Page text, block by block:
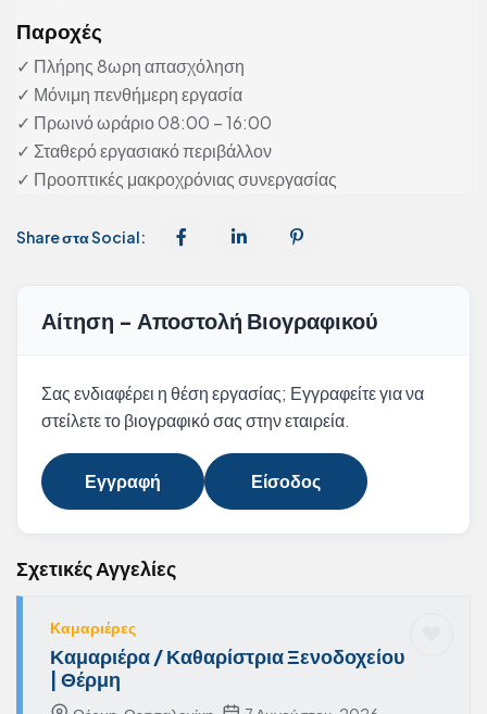
Παροχές
✓ Πλήρης 8ωρη απασχόληση
✓ Μόνιμη πενθήμερη εργασία
✓ Πρωινό ωράριο 08:00 – 16:00
✓ Σταθερό εργασιακό περιβάλλον
✓ Προοπτικές μακροχρόνιας συνεργασίας
Share στα Social:
Αίτηση - Αποστολή Βιογραφικού
Σας ενδιαφέρει η θέση εργασίας; Εγγραφείτε για να
στείλετε το βιογραφικό σας στην εταιρεία.
Εγγραφή Είσοδος
Σχετικές Αγγελίες
Καμαριέρες
Καμαριέρα / Καθαρίστρια Ξενοδοχείου
| Θέρμη